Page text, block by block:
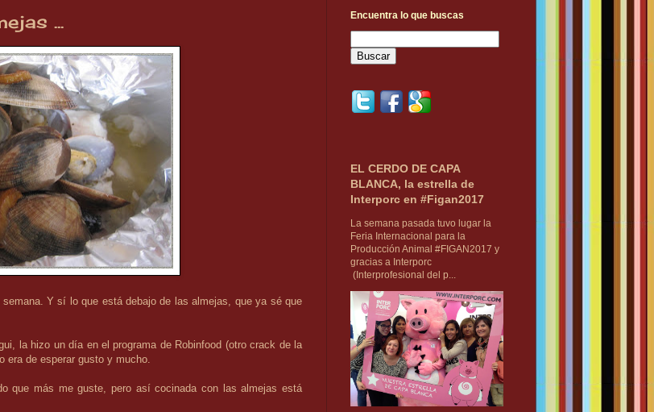
...
Y sí lo que está debajo de las almejas, que ya sé que
la hizo un día en el programa de Robinfood (otro crack de la
era de esperar gusto y mucho.
que más me guste, pero así cocinada con las almejas está
Encuentra lo que buscas
EL CERDO DE CAPA
BLANCA, la estrella de
Interporc en #Figan2017
La semana pasada tuvo lugar la
Feria Internacional para la
Producción Animal #FIGAN2017 y
gracias a Interporc
(Interprofesional del p...